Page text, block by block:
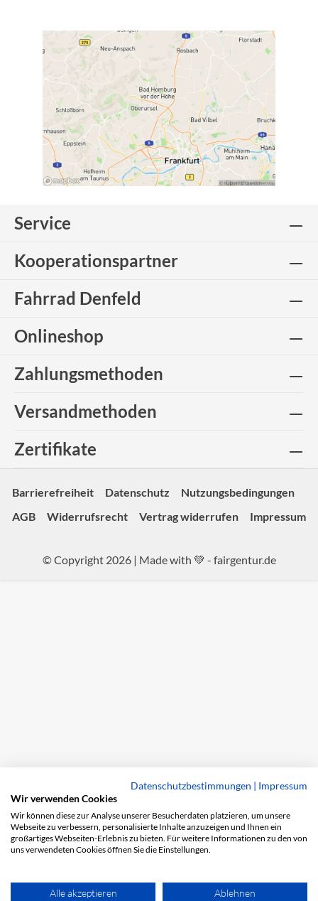
Service
Kooperationspartner
Fahrrad Denfeld
Onlineshop
Zahlungsmethoden
Versandmethoden
Zertifikate
Barrierefreiheit Datenschutz
Nutzungsbedingungen
AGB
Widerrufsrecht Vertrag widerrufen Impressum
© Copyright 2026 | Made with 💚 - fairgentur.de
Datenschutzbestimmungen | Impressum
Wir verwenden Cookies
Wir können diese zur Analyse unserer Besucherdaten platzieren, um unsere
Webseite zu verbessern, personalisierte Inhalte anzuzeigen und Ihnen ein
großartiges Webseiten-Erlebnis zu bieten. Für weitere Informationen zu den von
uns verwendeten Cookies öffnen Sie die Einstellungen.
Alle akzeptieren Ablehnen